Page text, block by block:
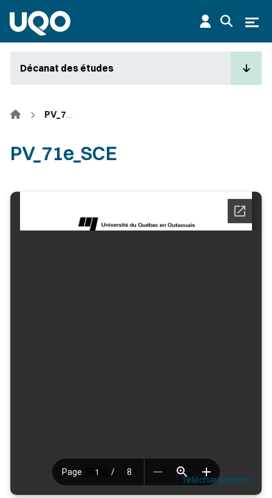
Décanat des études
Accueil PV_71e_SCE
PV_71e_SCE
Téléchargement